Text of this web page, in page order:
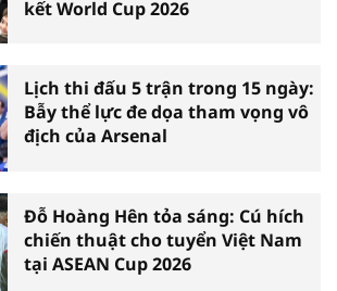
kết World Cup 2026
Lịch thi đấu 5 trận trong 15 ngày:
Bẫy thể lực đe dọa tham vọng vô
địch của Arsenal
Đỗ Hoàng Hên tỏa sáng: Cú hích
chiến thuật cho tuyển Việt Nam
tại ASEAN Cup 2026